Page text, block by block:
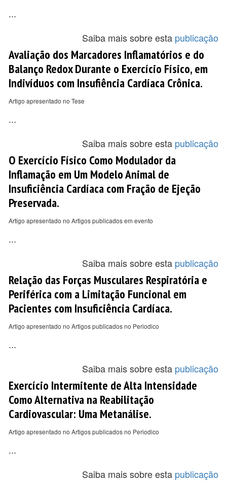
...
Saiba mais sobre esta publicação
Avaliação dos Marcadores Inflamatórios e do
Balanço Redox Durante o Exercício Físico, em
Indivíduos com Insufiência Cardíaca Crônica.
Artigo apresentado no Tese
...
Saiba mais sobre esta publicação
O Exercício Físico Como Modulador da
Inflamação em Um Modelo Animal de
Insuficiência Cardíaca com Fração de Ejeção
Preservada.
Artigo apresentado no Artigos publicados em evento
...
Saiba mais sobre esta publicação
Relação das Forças Musculares Respiratória e
Periférica com a Limitação Funcional em
Pacientes com Insuficiência Cardíaca.
Artigo apresentado no Artigos publicados no Periodico
...
Saiba mais sobre esta publicação
Exercício Intermitente de Alta Intensidade
Como Alternativa na Reabilitação
Cardiovascular: Uma Metanálise.
Artigo apresentado no Artigos publicados no Periodico
...
Saiba mais sobre esta publicação